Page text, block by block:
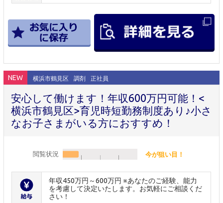
NEW 横浜市鶴見区 調剤 正社員
安心して働けます！年収600万円可能！<
横浜市鶴見区>育児時短勤務制度あり♪小さ
なお子さまがいる方におすすめ！
閲覧状況 今が狙い目！
年収450万円～600万円 ※あなたのご経験、能力
を考慮して決定いたします。お気軽にご相談くだ
さい！